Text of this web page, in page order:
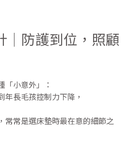
｜防護到位，照顧
「小意外」：
長毛孩控制力下降，
，常常是選床墊時最在意的細節之